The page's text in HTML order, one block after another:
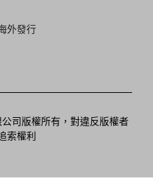
外發行
司版權所有，對違反版權者
索權利